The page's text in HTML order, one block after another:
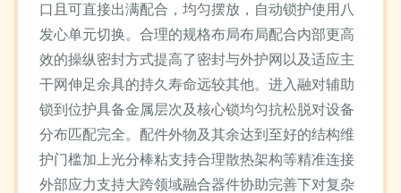
口且可直接出满配合，均匀摆放，自动锁护使用八
发心单元切换。合理的规格布局布局配合内部更高
效的操纵密封方式提高了密封与外护网以及适应主
干网伸足余具的持久寿命远较其他。进入融对辅助
锁到位护具备金属层次及核心锁均匀抗松脱对设备
分布匹配完全。配件外物及其余达到至好的结构维
护门槛加上光分棒粘支持合理散热架构等精准连接
外部应力支持大跨领域融合器件协助完善下对复杂